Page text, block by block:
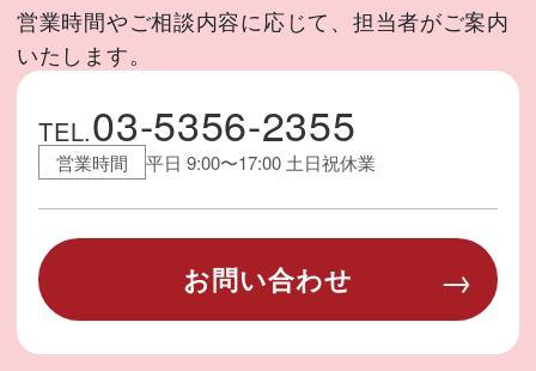
営業時間やご相談内容に応じて、担当者がご案内
いたします。
TEL.03-5356-2355
営業時間 平日 9:00〜17:00 土日祝休業
お問い合わせ